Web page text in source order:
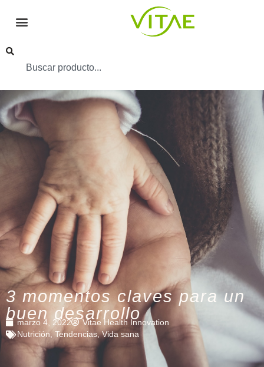
3 momentos claves para un
buen desarrollo
marzo 4, 2022
Vitae Health Innovation
Nutrición Tendencias,Vida sana